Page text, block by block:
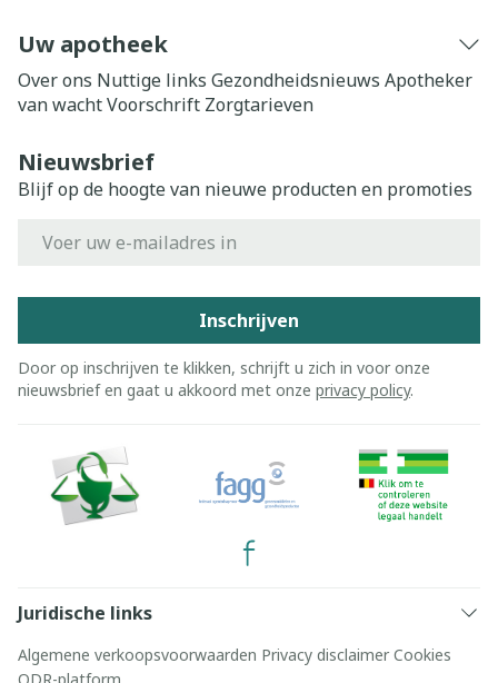
Uw apotheek
Over ons Nuttige links Gezondheidsnieuws Apotheker
van wachtVoorschrift Zorgtarieven
Nieuwsbrief
Blijf op de hoogte van nieuwe producten en promoties
Inschrijven
Door op inschrijven te klikken, schrijft u zich in voor onze
nieuwsbrief en gaat u akkoord met onze privacy policy.
Juridische links
Algemene verkoopsvoorwaarden Privacy disclaimer Cookies